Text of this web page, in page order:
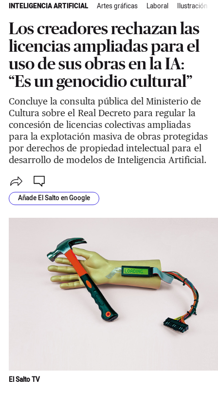
INTELIGENCIA ARTIFICIAL Artes gráficas Laboral Ilustración
Los creadores rechazan las
licencias ampliadas para el
uso de sus obras en la IA:
“Es un genocidio cultural”
Concluye la consulta pública del Ministerio de
Cultura sobre el Real Decreto para regular la
concesión de licencias colectivas ampliadas
para la explotación masiva de obras protegidas
por derechos de propiedad intelectual para el
desarrollo de modelos de Inteligencia Artificial.
Añade El Salto en Google
El Salto TV